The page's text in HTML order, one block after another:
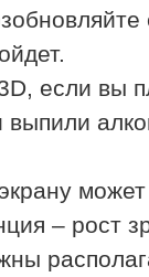
если вы
выпили
– рост